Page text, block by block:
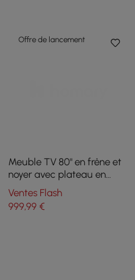
Offre de lancement
Meuble TV 80" en frêne et
noyer avec plateau en
pierre frittée, tiroirs et LED
Ventes Flash
999,99 €